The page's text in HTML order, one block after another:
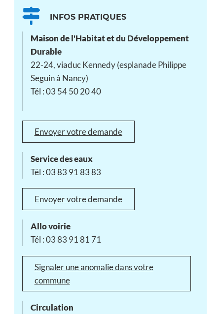
INFOS PRATIQUES
Maison de l'Habitat et du Développement
Durable
22-24, viaduc Kennedy (esplanade Philippe
Seguin à Nancy)
Tél : 03 54 50 20 40
Envoyer votre demande
Service des eaux
Tél : 03 83 91 83 83
Envoyer votre demande
Allo voirie
Tél : 03 83 91 81 71
Signaler une anomalie dans votre
commune
Circulation